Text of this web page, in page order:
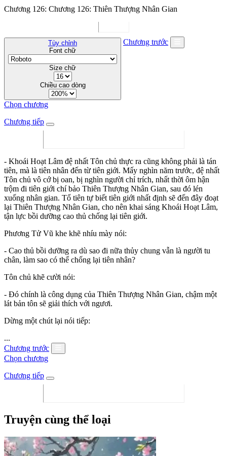
Chương 126: Chương 126: Thiên Thượng Nhân Gian
Tùy chỉnh
Font chữ
Size chữ
Chiều cao dòng
Chương trước
Chọn chương
Chương tiếp
- Khoái Hoạt Lâm đệ nhất Tôn chủ thực ra cũng không phải là tán
tiên, mà là tiên nhân đến từ tiên giới. Mấy nghìn năm trước, đệ nhất
Tôn chủ vô cớ bị oan, bị nghìn người chỉ trích, nhất thời ôm hận
trộm đi tiên giới chí bảo Thiên Thượng Nhân Gian, sau đó lén
xuống nhân gian. Tổ tiên tự biết tiên giới nhất định sẽ đến đây đoạt
lại Thiên Thượng Nhân Gian, cho nên khai sáng Khoái Hoạt Lâm,
tận lực bồi dưỡng cao thủ chống lại tiên giới.
Phương Tử Vũ khe khẽ nhíu mày nói:
- Cao thủ bồi dưỡng ra dù sao đi nữa thủy chung vẫn là người tu
chân, làm sao có thể chống lại tiên nhân?
Tôn chủ khẽ cười nói:
- Đó chính là công dụng của Thiên Thượng Nhân Gian, chậm một
lát bản tôn sẽ giải thích với ngươi.
Dừng một chút lại nói tiếp:
...
Chương trước
Chọn chương
Chương tiếp
Truyện cùng thể loại